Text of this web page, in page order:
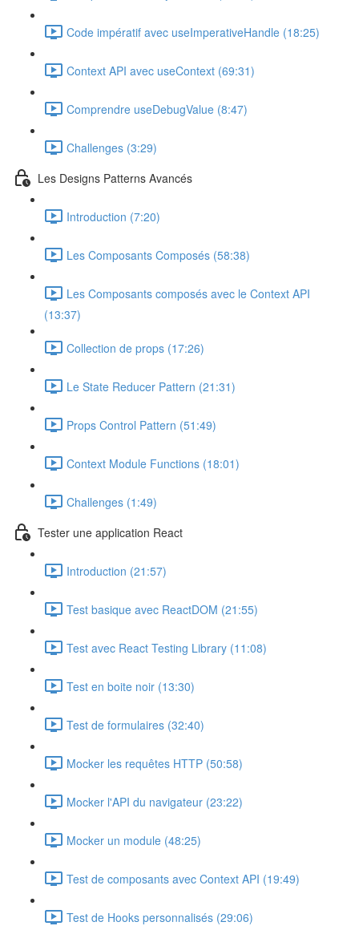
Code impératif avec useImperativeHandle (18:25)
Context API avec useContext (69:31)
Comprendre useDebugValue (8:47)
Challenges (3:29)
Les Designs Patterns Avancés
Introduction (7:20)
Les Composants Composés (58:38)
Les Composants composés avec le Context API
(13:37)
Collection de props (17:26)
Le State Reducer Pattern (21:31)
Props Control Pattern (51:49)
Context Module Functions (18:01)
Challenges (1:49)
Tester une application React
Introduction (21:57)
Test basique avec ReactDOM (21:55)
Test avec React Testing Library (11:08)
Test en boite noir (13:30)
Test de formulaires (32:40)
Mocker les requêtes HTTP (50:58)
Mocker l'API du navigateur (23:22)
Mocker un module (48:25)
Test de composants avec Context API (19:49)
Test de Hooks personnalisés (29:06)